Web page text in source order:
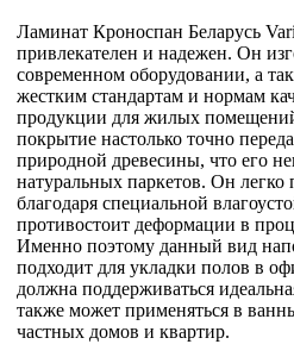
Ламинат Кроноспан Беларусь
привлекателен и надежен. Он
современном оборудовании, а
жестким стандартам и нормам
продукции для жилых
покрытие настолько точно
природной древесины, что его
натуральных паркетов. Он легко
благодаря специальной
противостоит деформации в
Именно поэтому данный вид
подходит для укладки полов в
должна поддерживаться
также может применяться в
частных домов и квартир.